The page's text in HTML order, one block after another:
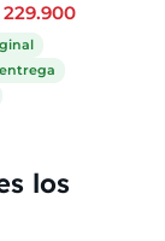
229.900
los